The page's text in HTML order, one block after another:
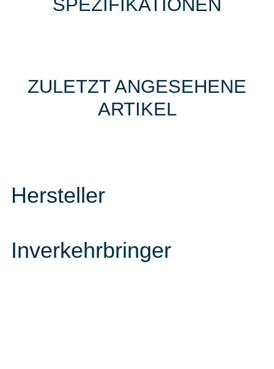
SPEZIFIKATIONEN
ZULETZT ANGESEHENE
ARTIKEL
Hersteller
Inverkehrbringer